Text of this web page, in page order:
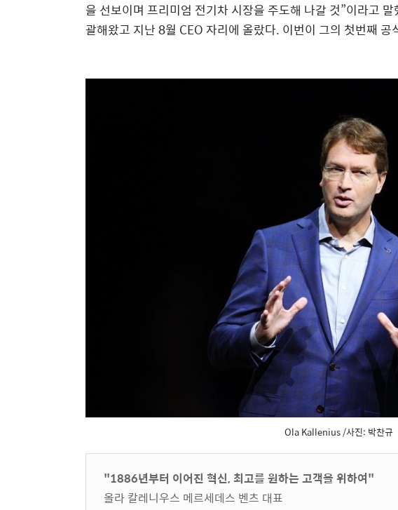
을 선보이며 프리미엄 전기차 시장을 주도해 나갈 것”이라고
괄해왔고 지난 8월 CEO 자리에 올랐다. 이번이 그의 첫번째 공
Ola Kallenius /사진: 박찬규
"1886년부터 이어진 혁신, 최고를 원하는 고객을 위하여"
올라 칼레니우스 메르세데스 벤츠 대표